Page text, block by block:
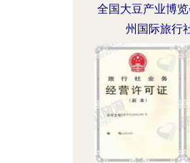
全国大豆产业博
州国际旅行